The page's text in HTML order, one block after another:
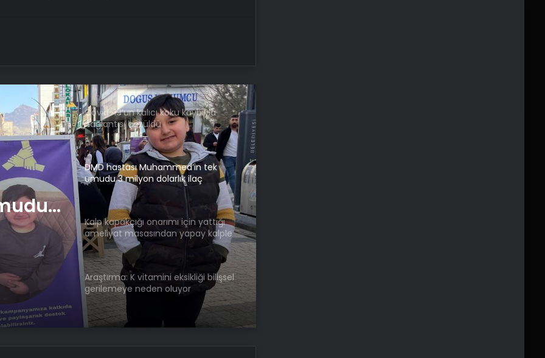
için
bağlantısı çözüldü
DMD hastası Muhammed’in tek
umudu 3 milyon dolarlık ilaç
Kalp kapakçığı onarımı için yattığı
ameliyat masasından yapay kalple
uyandı
Araştırma: K vitamini eksikliği bilişsel
gerilemeye neden oluyor
Tavuk yiyen erkek dişileşir mi?
Sosyal medyada yayılan iddialara
yanıt: Bilimsel karşılığı yok